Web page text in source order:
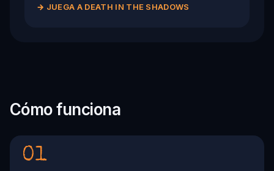
→ JUEGA A DEATH IN THE SHADOWS
Cómo funciona
01